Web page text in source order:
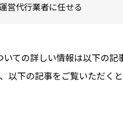
営代行業者に任せる
いての詳しい情報は以下の
以下の記事をご覧いただく
おすすめの記事３選